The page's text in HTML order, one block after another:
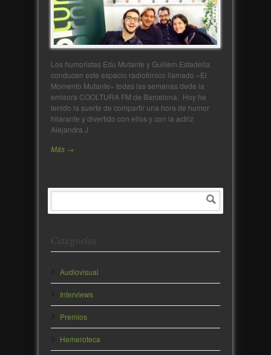
Los humoristas Edu Mutante y Guillem Estadella
conducen este espacio radiofónico llamado «El
Momento Mutante» todas las semanas dede la
emisora COOLTURA FM de Barcelona. Hoy he
tenido la suerte de compartir una hora de humor
hilarante y divertido con ellos y con la actriz
Alejandra J
Más →
Categorías
Audiovisual
Interviews
Premios
Hemeroteca